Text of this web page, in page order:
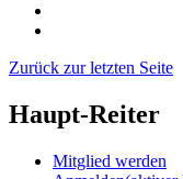
Zurück zur letzten Seite
Haupt-Reiter
Mitglied werden